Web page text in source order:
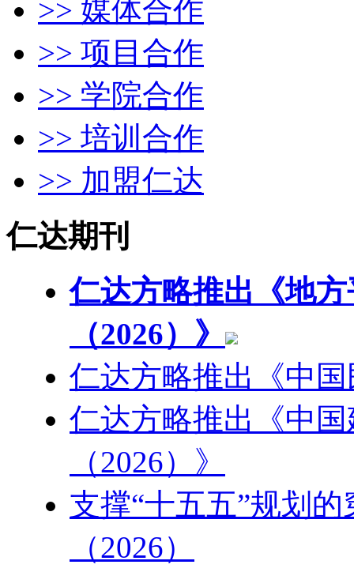
>> 媒体合作
>> 项目合作
>> 学院合作
>> 培训合作
>> 加盟仁达
仁达期刊
仁达方略推出《地
（2026）》
仁达方略推出《中
仁达方略推出《中
（2026）》
支撑“十五五”规划
（2026）